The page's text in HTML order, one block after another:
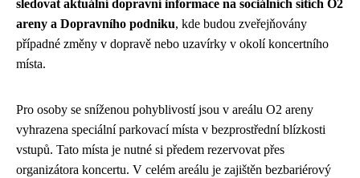
sledovat aktuální dopravní informace na sociálních sítích O2
areny a Dopravního podniku, kde budou zveřejňovány
případné změny v dopravě nebo uzavírky v okolí koncertního
místa.
Pro osoby se sníženou pohyblivostí jsou v areálu O2 areny
vyhrazena speciální parkovací místa v bezprostřední blízkosti
vstupů. Tato místa je nutné si předem rezervovat přes
organizátora koncertu. V celém areálu je zajištěn bezbariérový